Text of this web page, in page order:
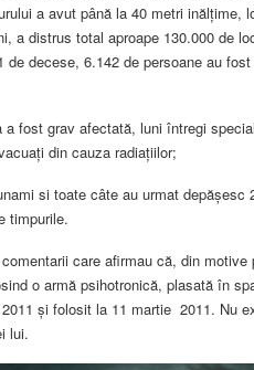
a avut până la 40 metri
a distrus total aproape 130.000 de
de decese, 6.142 de persoane au
a fost grav afectată, luni întregi
din cauza radiațiilor;
si toate câte au urmat
timpurile.
care afirmau că, din
o armă psihotronică, plasată în
și folosit la 11 martie 2011. Nu
lui.